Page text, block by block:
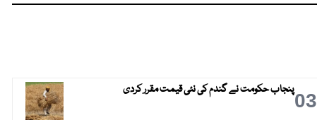
03پنجاب حکومت نے گندم کی نئی قیمت مقرر کردی